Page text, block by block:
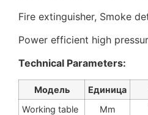
Fire extinguisher, Smoke
Power efficient high
Technical Parameters:
Модель Единица
Working table
Mm